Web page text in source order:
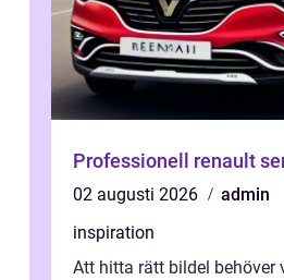
Professionell renault
02 augusti 2026
admin
inspiration
Att hitta rätt bildel behöver